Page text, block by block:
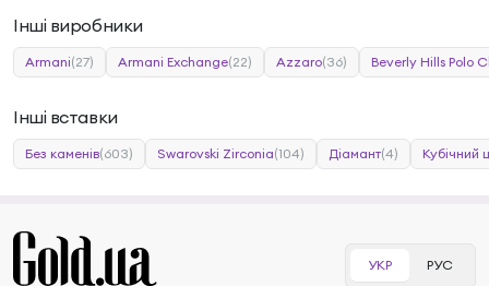
Інші виробники
Armani(27) Armani Exchange(22) Azzaro(36) Beverly Hills Polo
Інші вставки
Без каменів(603) Swarovski Zirconia(104) Діамант(4) Кубічний
УКР РУС